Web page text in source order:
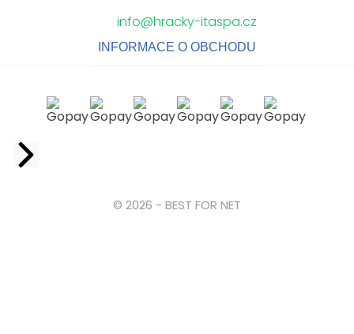
info@hracky-itaspa.cz
INFORMACE O OBCHODU
© 2026 - BEST FOR NET